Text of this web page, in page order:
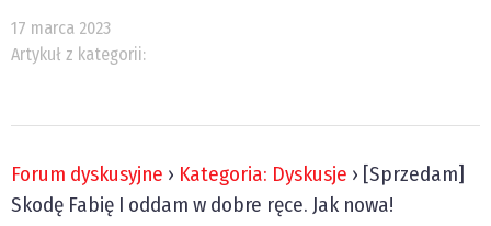
17 marca 2023
Artykuł z kategorii:
Forum dyskusyjne › Kategoria: Dyskusje › [Sprzedam]
Skodę Fabię I oddam w dobre ręce. Jak nowa!